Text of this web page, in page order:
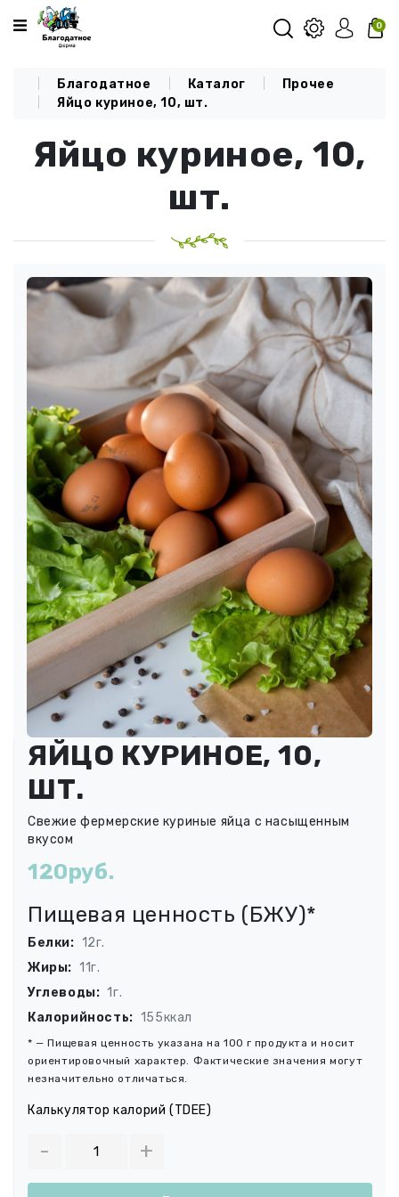
Категории
О КОМПАНИИ
ДОСТАВКА И ОПЛАТА
0
Благодатное Каталог
Прочее
Яйцо куриное, 10, шт.
Яйцо куриное, 10,
шт.
ЯЙЦО КУРИНОЕ, 10,
ШТ.
Свежие фермерские куриные яйца с насыщенным
вкусом
120руб.
Пищевая ценность (БЖУ)*
Белки: 12г.
Жиры: 11г.
Углеводы: 1г.
Калорийность: 155ккал
* — Пищевая ценность указана на 100 г продукта и носит
ориентировочный характер. Фактические значения могут
незначительно отличаться.
Калькулятор калорий (TDEE)
- +